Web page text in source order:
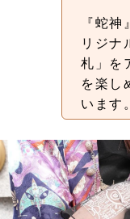
『蛇
リジナ
札」を
を楽し
います